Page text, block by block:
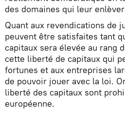
des domaines qui leur
Quant aux revendications de
peuvent être satisfaites tant
capitaux sera élevée au rang
cette liberté de capitaux qui
fortunes et aux entreprises
de pouvoir jouer avec la loi.
liberté des capitaux sont
européenne.